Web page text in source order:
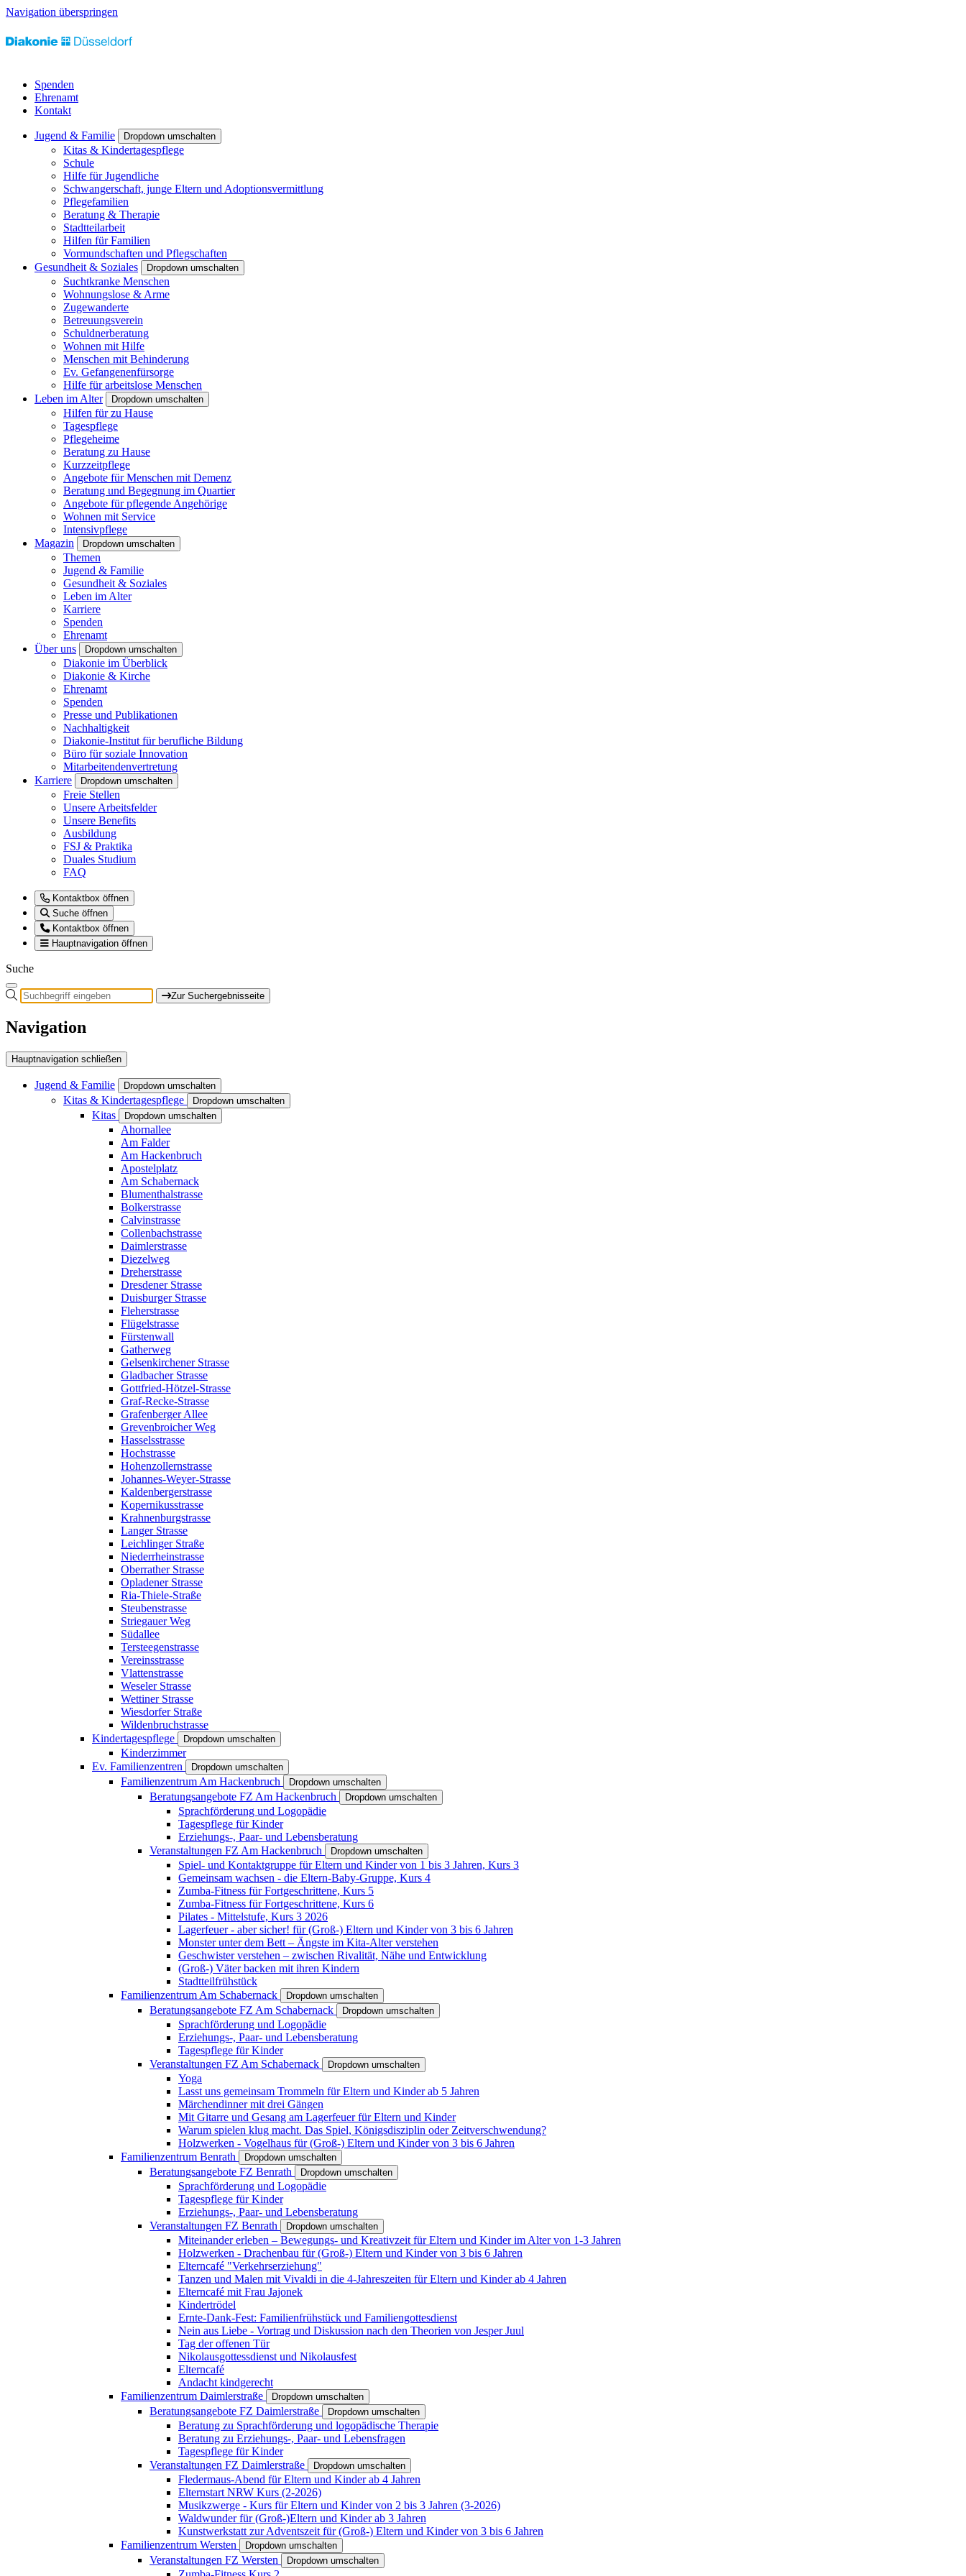
Navigation überspringen
Spenden
Ehrenamt
Kontakt
Jugend & Familie Dropdown umschalten
Kitas & Kindertagespflege
Schule
Hilfe für Jugendliche
Schwangerschaft, junge Eltern und Adoptionsvermittlung
Pflegefamilien
Beratung & Therapie
Stadtteilarbeit
Hilfen für Familien
Vormundschaften und Pflegschaften
Gesundheit & Soziales
Dropdown umschalten
Suchtkranke Menschen
Wohnungslose & Arme
Zugewanderte
Betreuungsverein
Schuldnerberatung
Wohnen mit Hilfe
Menschen mit Behinderung
Ev. Gefangenenfürsorge
Hilfe für arbeitslose Menschen
Leben im Alter
Dropdown umschalten
Hilfen für zu Hause
Tagespflege
Pflegeheime
Beratung zu Hause
Kurzzeitpflege
Angebote für Menschen mit Demenz
Beratung und Begegnung im Quartier
Angebote für pflegende Angehörige
Wohnen mit Service
Intensivpflege
Magazin
Dropdown umschalten
Themen
Jugend & Familie
Gesundheit & Soziales
Leben im Alter
Karriere
Spenden
Ehrenamt
Über uns
Dropdown umschalten
Diakonie im Überblick
Diakonie & Kirche
Ehrenamt
Spenden
Presse und Publikationen
Nachhaltigkeit
Diakonie-Institut für berufliche Bildung
Büro für soziale Innovation
Mitarbeitendenvertretung
Karriere
Dropdown umschalten
Freie Stellen
Unsere Arbeitsfelder
Unsere Benefits
Ausbildung
FSJ & Praktika
Duales Studium
FAQ
Kontaktbox öffnen
Suche öffnen
Kontaktbox öffnen
Hauptnavigation öffnen
Suche
Zur Suchergebnisseite
Navigation
Hauptnavigation schließen
Jugend & Familie Dropdown umschalten
Kitas & Kindertagespflege Dropdown umschalten
Kitas Dropdown umschalten
Ahornallee
Am Falder
Am Hackenbruch
Apostelplatz
Am Schabernack
Blumenthalstrasse
Bolkerstrasse
Calvinstrasse
Collenbachstrasse
Daimlerstrasse
Diezelweg
Dreherstrasse
Dresdener Strasse
Duisburger Strasse
Fleherstrasse
Flügelstrasse
Fürstenwall
Gatherweg
Gelsenkirchener Strasse
Gladbacher Strasse
Gottfried-Hötzel-Strasse
Graf-Recke-Strasse
Grafenberger Allee
Grevenbroicher Weg
Hasselsstrasse
Hochstrasse
Hohenzollernstrasse
Johannes-Weyer-Strasse
Kaldenbergerstrasse
Kopernikusstrasse
Krahnenburgstrasse
Langer Strasse
Leichlinger Straße
Niederrheinstrasse
Oberrather Strasse
Opladener Strasse
Ria-Thiele-Straße
Steubenstrasse
Striegauer Weg
Südallee
Tersteegenstrasse
Vereinsstrasse
Vlattenstrasse
Weseler Strasse
Wettiner Strasse
Wiesdorfer Straße
Wildenbruchstrasse
Kindertagespflege
Dropdown umschalten
Kinderzimmer
Ev. Familienzentren
Dropdown umschalten
Familienzentrum Am Hackenbruch Dropdown umschalten
Beratungsangebote FZ Am Hackenbruch Dropdown umschalten
Sprachförderung und Logopädie
Tagespflege für Kinder
Erziehungs-, Paar- und Lebensberatung
Veranstaltungen FZ Am Hackenbruch
Dropdown umschalten
Spiel- und Kontaktgruppe für Eltern und Kinder von 1 bis 3 Jahren, Kurs 3
Gemeinsam wachsen - die Eltern-Baby-Gruppe, Kurs 4
Zumba-Fitness für Fortgeschrittene, Kurs 5
Zumba-Fitness für Fortgeschrittene, Kurs 6
Pilates - Mittelstufe, Kurs 3 2026
Lagerfeuer - aber sicher! für (Groß-) Eltern und Kinder von 3 bis 6 Jahren
Monster unter dem Bett – Ängste im Kita-Alter verstehen
Geschwister verstehen – zwischen Rivalität, Nähe und Entwicklung
(Groß-) Väter backen mit ihren Kindern
Stadtteilfrühstück
Familienzentrum Am Schabernack
Dropdown umschalten
Beratungsangebote FZ Am Schabernack Dropdown umschalten
Sprachförderung und Logopädie
Erziehungs-, Paar- und Lebensberatung
Tagespflege für Kinder
Veranstaltungen FZ Am Schabernack
Dropdown umschalten
Yoga
Lasst uns gemeinsam Trommeln für Eltern und Kinder ab 5 Jahren
Märchendinner mit drei Gängen
Mit Gitarre und Gesang am Lagerfeuer für Eltern und Kinder
Warum spielen klug macht. Das Spiel, Königsdisziplin oder Zeitverschwendung?
Holzwerken - Vogelhaus für (Groß-) Eltern und Kinder von 3 bis 6 Jahren
Familienzentrum Benrath
Dropdown umschalten
Beratungsangebote FZ Benrath Dropdown umschalten
Sprachförderung und Logopädie
Tagespflege für Kinder
Erziehungs-, Paar- und Lebensberatung
Veranstaltungen FZ Benrath
Dropdown umschalten
Miteinander erleben – Bewegungs- und Kreativzeit für Eltern und Kinder im Alter von 1-3 Jahren
Holzwerken - Drachenbau für (Groß-) Eltern und Kinder von 3 bis 6 Jahren
Elterncafé "Verkehrserziehung"
Tanzen und Malen mit Vivaldi in die 4-Jahreszeiten für Eltern und Kinder ab 4 Jahren
Elterncafé mit Frau Jajonek
Kindertrödel
Ernte-Dank-Fest: Familienfrühstück und Familiengottesdienst
Nein aus Liebe - Vortrag und Diskussion nach den Theorien von Jesper Juul
Tag der offenen Tür
Nikolausgottessdienst und Nikolausfest
Elterncafé
Andacht kindgerecht
Familienzentrum Daimlerstraße
Dropdown umschalten
Beratungsangebote FZ Daimlerstraße Dropdown umschalten
Beratung zu Sprachförderung und logopädische Therapie
Beratung zu Erziehungs-, Paar- und Lebensfragen
Tagespflege für Kinder
Veranstaltungen FZ Daimlerstraße
Dropdown umschalten
Fledermaus-Abend für Eltern und Kinder ab 4 Jahren
Elternstart NRW Kurs (2-2026)
Musikzwerge - Kurs für Eltern und Kinder von 2 bis 3 Jahren (3-2026)
Waldwunder für (Groß-)Eltern und Kinder ab 3 Jahren
Kunstwerkstatt zur Adventszeit für (Groß-) Eltern und Kinder von 3 bis 6 Jahren
Familienzentrum Wersten
Dropdown umschalten
Veranstaltungen FZ Wersten Dropdown umschalten